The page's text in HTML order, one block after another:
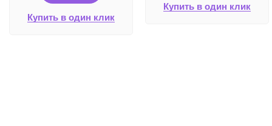
Купить в один клик
Купить в один клик